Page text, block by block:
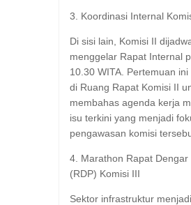
​3. Koordinasi Internal
​Di sisi lain, Komisi II
menggelar Rapat Internal
10.30 WITA. Pertemuan ini
di Ruang Rapat Komisi II
membahas agenda kerja
isu terkini yang menjadi
pengawasan komisi
​4. Marathon Rapat Dengar
(RDP) Komisi III
​Sektor infrastruktur